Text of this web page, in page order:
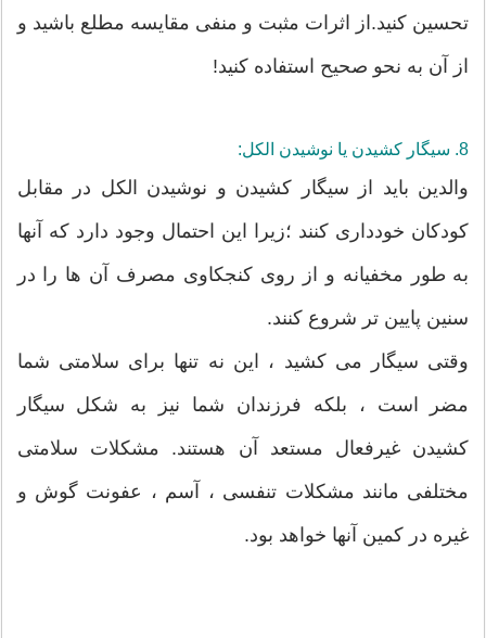
تحسین کنید.از اثرات مثبت و منفی مقایسه مطلع باشید و
از آن به نحو صحیح استفاده کنید!
8. سیگار کشیدن یا نوشیدن الکل:
والدین باید از سیگار کشیدن و نوشیدن الکل در مقابل
کودکان خودداری کنند ؛زیرا این احتمال وجود دارد که آنها
به طور مخفیانه و از روی کنجکاوی مصرف آن ها را در
سنین پایین تر شروع کنند.
وقتی سیگار می کشید ، این نه تنها برای سلامتی شما
مضر است ، بلکه فرزندان شما نیز به شکل سیگار
کشیدن غیرفعال مستعد آن هستند. مشکلات سلامتی
مختلفی مانند مشکلات تنفسی ، آسم ، عفونت گوش و
غیره در کمین آنها خواهد بود.